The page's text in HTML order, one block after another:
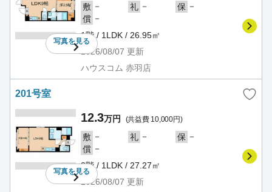
写真を見る
敷 － 礼 － 保 －
償 －
1階 / 1LDK / 26.95㎡
2026/08/07 更新
ハウスコム 赤羽店
201号室
写真を見る
12.3万円 (共益費 10,000円)
敷 － 礼 － 保 －
償 －
2階 / 1LDK / 27.27㎡
2026/08/07 更新